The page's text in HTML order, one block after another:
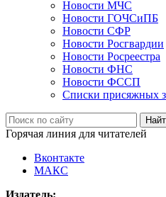
Новости МЧС
Новости ГОЧСиПБ
Новости СФР
Новости Росгвардии
Новости Росреестра
Новости ФНС
Новости ФССП
Списки присяжных
Горячая линия для читателей
Вконтакте
МАКС
Издатель: